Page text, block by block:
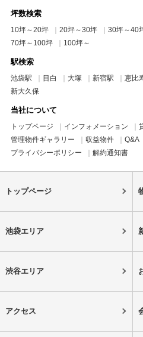
坪数検索
10坪～20坪 20坪～30坪 30坪～40
70坪～100坪
100坪～
駅検索
池袋駅 目白 大塚 新宿駅 恵比
新大久保
当社について
トップページ インフォメーション
管理物件ギャラリー
収益物件 Q&A
プライバシーポリシー
解約通知書
トップページ
池袋エリア
渋谷エリア
アクセス